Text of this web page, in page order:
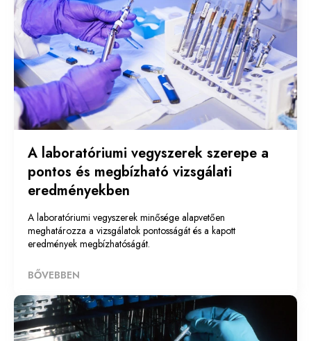
A laboratóriumi vegyszerek szerepe a
pontos és megbízható vizsgálati
eredményekben
A laboratóriumi vegyszerek minősége alapvetően
meghatározza a vizsgálatok pontosságát és a kapott
eredmények megbízhatóságát.
BŐVEBBEN